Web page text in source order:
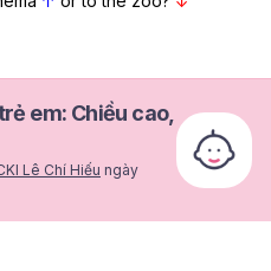
em: Chiều cao,
Lê Chí Hiếu ngày